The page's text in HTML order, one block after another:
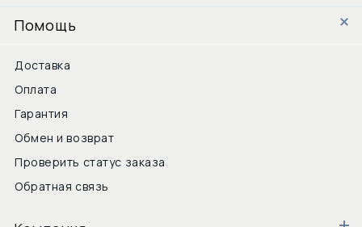
Помощь
Доставка
Оплата
Гарантия
Обмен и возврат
Проверить статус заказа
Обратная связь